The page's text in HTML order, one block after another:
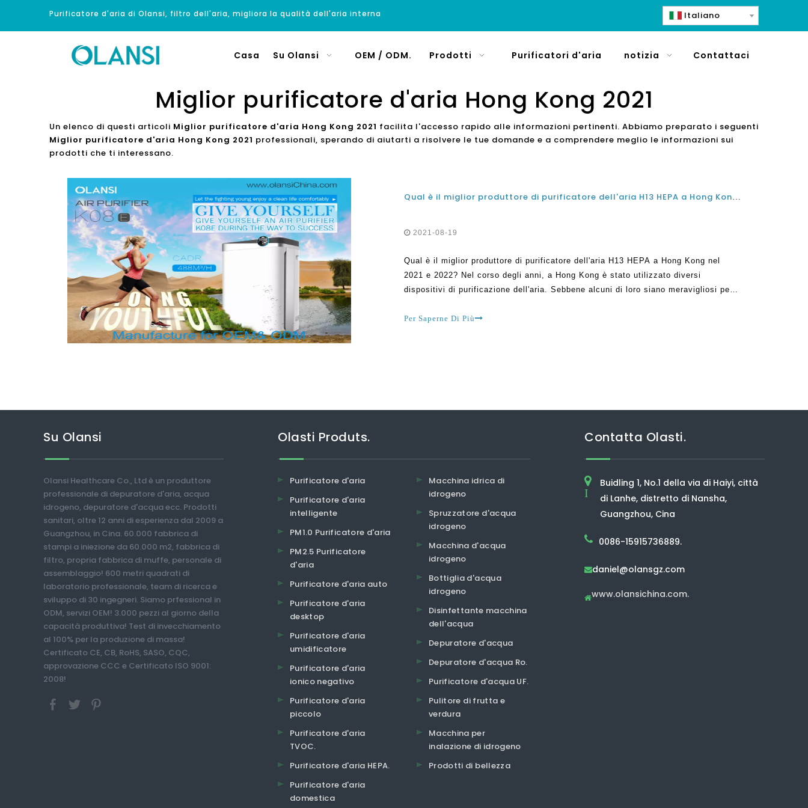
Purificatore d'aria di Olansi, filtro dell'aria, migliora la qualità dell'aria interna Italiano
Casa Su Olansi OEM / ODM. Prodotti Purificatori d'aria notizia Contattaci
Miglior purificatore d'aria Hong Kong 2021
Un elenco di questi articoli Miglior purificatore d'aria Hong Kong 2021 facilita l'accesso rapido alle informazioni pertinenti. Abbiamo preparato i seguenti
Miglior purificatore d'aria Hong Kong 2021 professionali, sperando di aiutarti a risolvere le tue domande e a comprendere meglio le informazioni sui
prodotti che ti interessano.
Qual è il miglior produttore di purificatore dell'aria H13 HEPA a Hong Kong nel 2021 e 2022?
2021-08-19
Qual è il miglior produttore di purificatore dell'aria H13 HEPA a Hong Kong nel
2021 e 2022? Nel corso degli anni, a Hong Kong è stato utilizzato diversi
dispositivi di purificazione dell'aria. Sebbene alcuni di loro siano meravigliosi per
Quest'ultimo gruppo di aria
Per Saperne Di Più
Su Olansi
Olansi Healthcare Co., Ltd è un produttore
professionale di depuratore d'aria, acqua
idrogeno, depuratore d'acqua ecc. Prodotti
sanitari, oltre 12 anni di esperienza dal 2009 a
Guangzhou, in Cina. 60.000 fabbrica di
stampi a iniezione da 60.000 m2, fabbrica di
filtro, propria fabbrica di muffe, personale di
assemblaggio! 600 metri quadrati di
laboratorio professionale, team di ricerca e
sviluppo di 30 ingegneri. Siamo prfessional in
ODM, servizi OEM! 3.000 pezzi al giorno della
capacità produttiva! Test di invecchiamento
al 100% per la produzione di massa!
Certificato CE, CB, RoHS, SASO, CQC,
approvazione CCC e Certificato ISO 9001:
2008!
Olasti Produts.
Purificatore d'aria
Purificatore d'aria
intelligente
PM1.0 Purificatore d'aria
PM2.5 Purificatore
d'aria
Purificatore d'aria auto
Purificatore d'aria
desktop
Purificatore d'aria
umidificatore
Purificatore d'aria
ionico negativo
Purificatore d'aria
piccolo
Purificatore d'aria
TVOC.
Purificatore d'aria HEPA.
Purificatore d'aria
domestica
Macchina idrica di
idrogeno
Spruzzatore d'acqua
idrogeno
Macchina d'acqua
idrogeno
Bottiglia d'acqua
idrogeno
Disinfettante macchina
dell'acqua
Depuratore d'acqua
Depuratore d'acqua Ro.
Purificatore d'acqua UF.
Pulitore di frutta e
verdura
Macchina per
inalazione di idrogeno
Prodotti di bellezza
Contatta Olasti.
I
Buidling 1, No.1 della via di Haiyi, città
di Lanhe, distretto di Nansha,
Guangzhou, Cina
0086-15915736889.
daniel@olansgz.com
www.olansichina.com.